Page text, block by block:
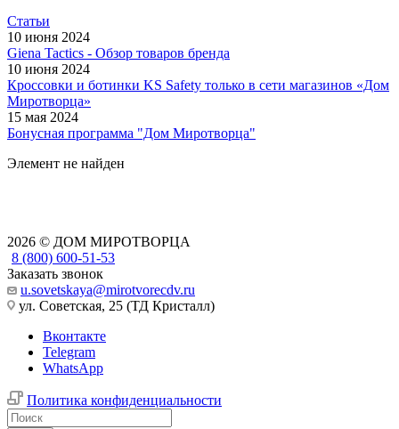
Статьи
10 июня 2024
Giena Tactics - Обзор товаров бренда
10 июня 2024
Кроссовки и ботинки KS Safety только в сети магазинов «Дом
Миротворца»
15 мая 2024
Бонусная программа "Дом Миротворца"
Элемент не найден
2026 © ДОМ МИРОТВОРЦА
8 (800) 600-51-53
Заказать звонок
u.sovetskaya@mirotvorecdv.ru
ул. Советская, 25 (ТД Кристалл)
Вконтакте
Telegram
WhatsApp
Политика конфиденциальности